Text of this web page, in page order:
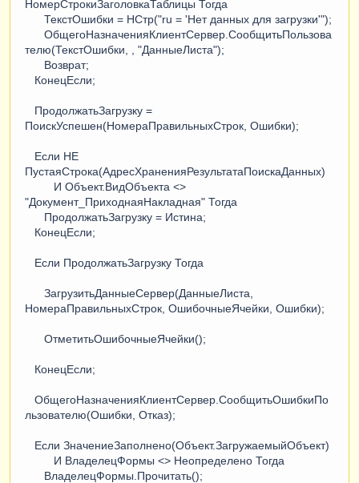
НомерСтрокиЗаголовкаТаблицы Тогда
ТекстОшибки = НСтр("ru = 'Нет данных для загрузки'");
ОбщегоНазначенияКлиентСервер.СообщитьПользова
телю(ТекстОшибки, , "ДанныеЛиста");
Возврат;
КонецЕсли;
ПродолжатьЗагрузку =
ПоискУспешен(НомераПравильныхСтрок, Ошибки);
Если НЕ
ПустаяСтрока(АдресХраненияРезультатаПоискаДанных)
И Объект.ВидОбъекта <>
"Документ_ПриходнаяНакладная" Тогда
ПродолжатьЗагрузку = Истина;
КонецЕсли;
Если ПродолжатьЗагрузку Тогда
ЗагрузитьДанныеСервер(ДанныеЛиста,
НомераПравильныхСтрок, ОшибочныеЯчейки, Ошибки);
ОтметитьОшибочныеЯчейки();
КонецЕсли;
ОбщегоНазначенияКлиентСервер.СообщитьОшибкиПо
льзователю(Ошибки, Отказ);
Если ЗначениеЗаполнено(Объект.ЗагружаемыйОбъект)
И ВладелецФормы <> Неопределено Тогда
ВладелецФормы.Прочитать();